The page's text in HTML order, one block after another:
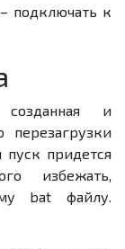
подключать к
созданная и
перезагрузки
пуск придется
избежать,
bat файлу.